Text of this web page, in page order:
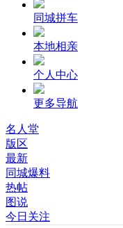
同城拼车
本地相亲
个人中心
更多导航
名人堂
版区
最新
同城爆料
热帖
图说
今日关注